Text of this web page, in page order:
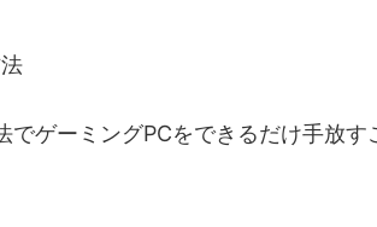
でゲーミングPCをできるだけ手放す